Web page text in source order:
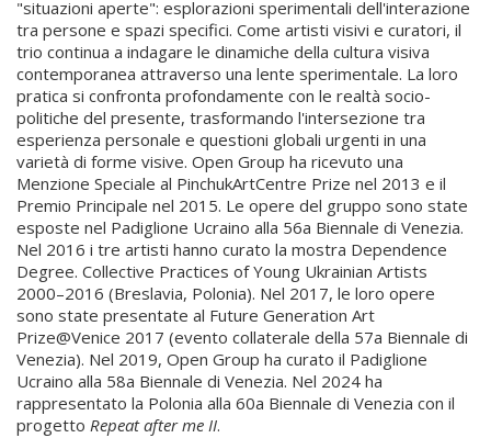
"situazioni aperte": esplorazioni sperimentali dell'interazione
tra persone e spazi specifici. Come artisti visivi e curatori, il
trio continua a indagare le dinamiche della cultura visiva
contemporanea attraverso una lente sperimentale. La loro
pratica si confronta profondamente con le realtà socio-
politiche del presente, trasformando l'intersezione tra
esperienza personale e questioni globali urgenti in una
varietà di forme visive. Open Group ha ricevuto una
Menzione Speciale al PinchukArtCentre Prize nel 2013 e il
Premio Principale nel 2015. Le opere del gruppo sono state
esposte nel Padiglione Ucraino alla 56a Biennale di Venezia.
Nel 2016 i tre artisti hanno curato la mostra Dependence
Degree. Collective Practices of Young Ukrainian Artists
2000–2016 (Breslavia, Polonia). Nel 2017, le loro opere
sono state presentate al Future Generation Art
Prize@Venice 2017 (evento collaterale della 57a Biennale di
Venezia). Nel 2019, Open Group ha curato il Padiglione
Ucraino alla 58a Biennale di Venezia. Nel 2024 ha
rappresentato la Polonia alla 60a Biennale di Venezia con il
progetto Repeat after me II.